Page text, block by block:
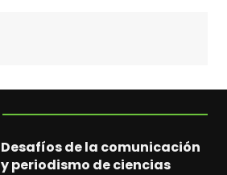
Desafíos de la comunicación
y periodismo de ciencias